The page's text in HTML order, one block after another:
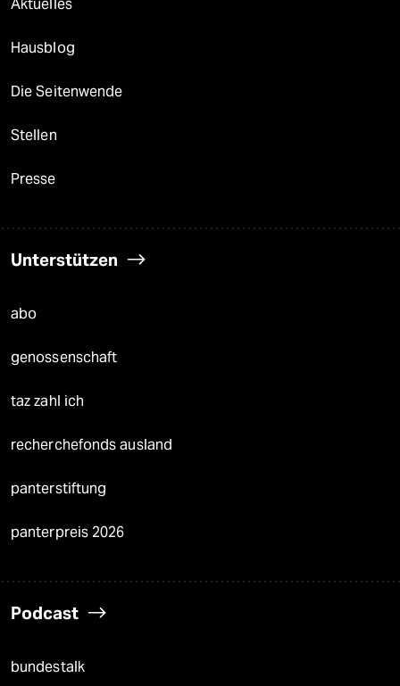
Aktuelles
Hausblog
Die Seitenwende
Stellen
Presse
Unterstützen
abo
genossenschaft
taz zahl ich
recherchefonds ausland
panterstiftung
panterpreis 2026
Podcast
bundestalk